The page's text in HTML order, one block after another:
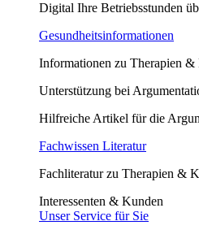
Digital Ihre Betriebsstunden
Gesundheitsinformationen
Informationen zu Therapien &
Unterstützung bei
Hilfreiche Artikel für die
Fachwissen Literatur
Fachliteratur zu Therapien &
Interessenten & Kunden
Unser Service für Sie